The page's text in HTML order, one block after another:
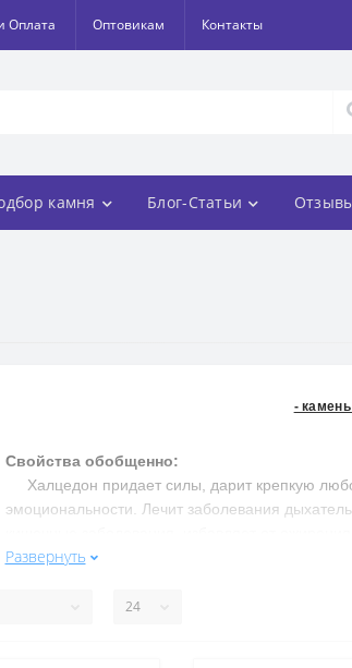
Оплата Оптовикам Контакты
камня Блог-Статьи
-
Свойства обобщенно:
Халцедон придает силы, дарит крепкую
эмоциональности. Лечит заболевания
Развернуть